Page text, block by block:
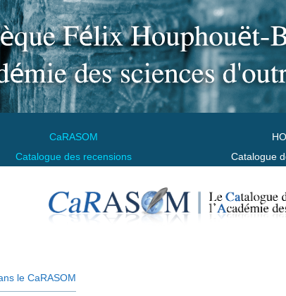
CaRASOM
Catalogue des recensions
Catalogue
le CaRASOM